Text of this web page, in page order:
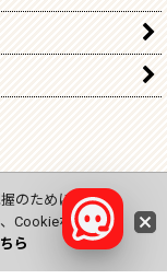
Reserved.
のためにCookie
Cookieなどの設
ら